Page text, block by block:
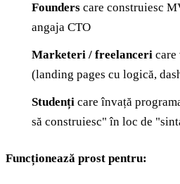
Founders care construiesc
angaja CTO
Marketeri / freelanceri
(landing pages cu logică,
Studenți care învață
să construiesc" în loc de
Funcționează prost pentru: